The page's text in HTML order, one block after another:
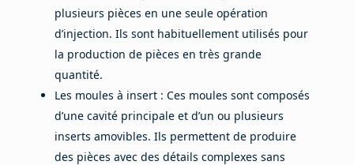
plusieurs pièces en une seule opération
d’injection. Ils sont habituellement utilisés pour
la production de pièces en très grande
quantité.
Les moules à insert : Ces moules sont composés
d’une cavité principale et d’un ou plusieurs
inserts amovibles. Ils permettent de produire
des pièces avec des détails complexes sans